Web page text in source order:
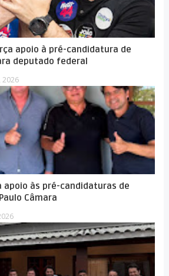
apoio à pré-candidatura de
deputado federal
2026
apoio às pré-candidaturas de
Câmara